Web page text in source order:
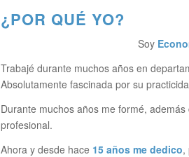
¿POR QUÉ YO?
Soy
Trabajé durante muchos años en
Absolutamente fascinada por su
Durante muchos años me formé,
profesional.
Ahora y desde hace 15 años me dedico,